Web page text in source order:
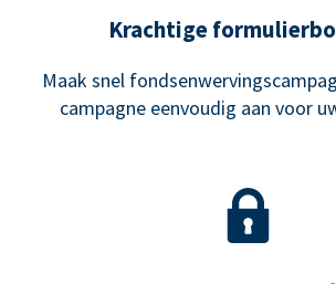
Krachtige
Maak snel
campagne eenvoudig aan voor